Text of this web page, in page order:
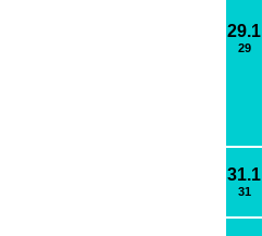
29.1
29
31.1
31